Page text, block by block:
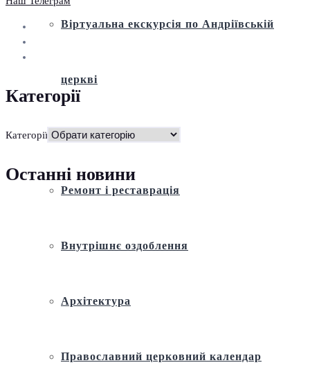
Віртуальна екскурсія по Андріївській
церкві
Історія
Ремонт і реставрація
Внутрішнє оздоблення
Архітектура
Православний церковний календар
Категорії
Категорії
Останні новини